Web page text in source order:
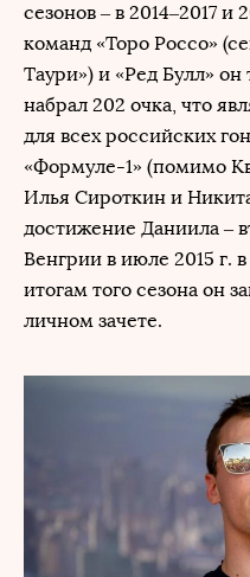
сезонов – в 2014–2017 и
команд «Торо Россо»
Таури») и «Ред Булл»
набрал 202 очка, что
для всех российских
«Формуле-1» (помимо
Илья Сироткин и
достижение Даниила –
Венгрии в июле 2015 г.
итогам того сезона он
личном зачете.